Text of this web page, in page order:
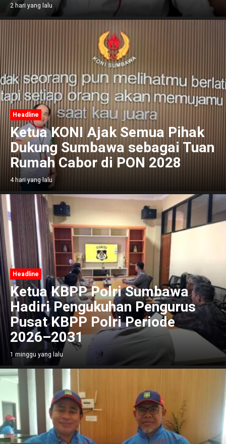
2 hari yang lalu
Headline
Ketua KONI Ajak Semua Pihak
Dukung Sumbawa sebagai Tuan
Rumah Cabor di PON 2028
4 hari yang lalu
Headline
Ketua KBPP Polri Sumbawa
Hadiri Pengukuhan Pengurus
Pusat KBPP Polri Periode
2026–2031
1 minggu yang lalu